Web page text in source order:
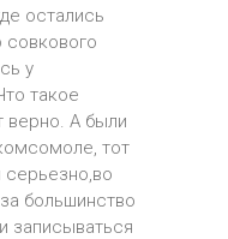
остались
совкового
у
такое
верно. А были
тот
серьезно,во
большинство
записываться